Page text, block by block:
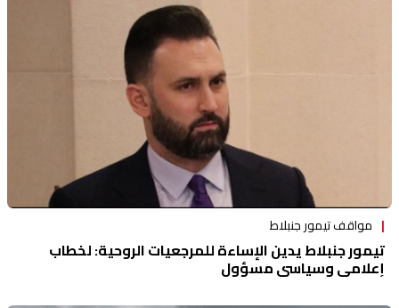
مواقف تيمور جنبلاط
تيمور جنبلاط يدين الإساءة للمرجعيات الروحية: لخطاب
إعلامي وسياسي مسؤول